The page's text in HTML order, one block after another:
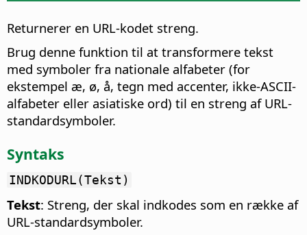
Returnerer en URL-kodet streng.
Brug denne funktion til at transformere tekst
med symboler fra nationale alfabeter (for
ekstempel æ, ø, å, tegn med accenter, ikke-ASCII-
alfabeter eller asiatiske ord) til en streng af URL-
standardsymboler.
Syntaks
INDKODURL(Tekst)
Tekst: Streng, der skal indkodes som en række af
URL-standardsymboler.